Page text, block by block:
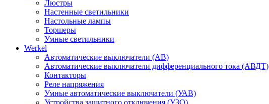
Люстры
Настенные светильники
Настольные лампы
Торшеры
Умные светильники
Werkel
Автоматические выключатели (АВ)
Автоматические выключатели дифференциального тока (АВДТ)
Контакторы
Реле напряжения
Умные автоматические выключатели (УАВ)
Устройства защитного отключения (УЗО)